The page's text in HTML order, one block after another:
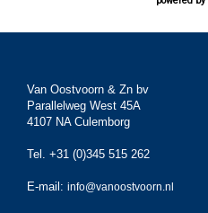
Van Oostvoorn & Zn bv
Parallelweg West 45A
4107 NA Culemborg
Tel. +31 (0)345 515 262
E-mail: info@vanoostvoorn.nl